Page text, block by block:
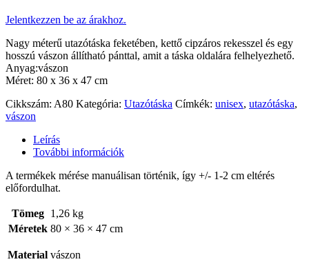
Jelentkezzen be az árakhoz.
Nagy méterű utazótáska feketében, kettő cipzáros rekesszel és egy
hosszú vászon állítható pánttal, amit a táska oldalára felhelyezhető.
Anyag:vászon
Méret: 80 x 36 x 47 cm
Cikkszám: A80 Kategória: Utazótáska Címkék: unisex, utazótáska,
vászon
Leírás
További információk
A termékek mérése manuálisan történik, így +/- 1-2 cm eltérés
előfordulhat.
Tömeg
1,26 kg
Méretek 80 × 36 × 47 cm
Material vászon